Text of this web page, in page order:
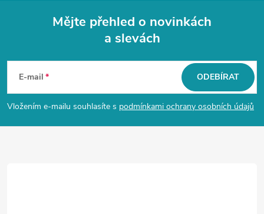
p
Mějte přehled o novinkách
a slevách
E-mail
Vložením e-mailu souhlasíte s podmínkami ochrany osobních údajů
ODEBÍRAT